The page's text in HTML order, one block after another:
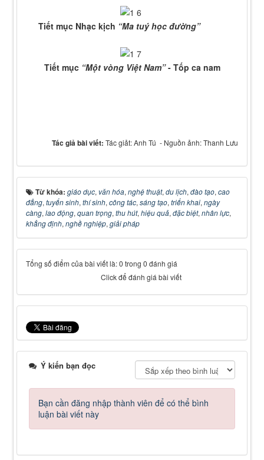
Tiết mục Nhạc kịch “Ma tuý học đường”
Tiết mục “Một vòng Việt Nam”- Tốp ca nam
Tác giả bài viết: Tác giảt: Anh Tú - Nguồn ảnh: Thanh Lưu
Từ khóa:giáo dục, văn hóa,nghệ thuật,du lịch,đào tạo,cao
đẳng,tuyển sinh,thí sinh,công tác,sáng tạo,triển khai,ngày
càng,lao động,quan trọng,thu hút,hiệu quả,đặc biệt,nhân lực,
khẳng định,nghề nghiệp,giải pháp
Tổng số điểm của bài viết là: 0 trong 0 đánh giá
Click để đánh giá bài viết
Ý kiến bạn đọc
Bạn cần đăng nhập thành viên để có thể bình
luận bài viết này